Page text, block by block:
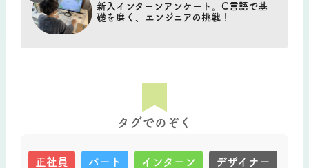
新入インターンアンケート。C言語で基
礎を磨く、エンジニアの挑戦！
タグでのぞく
正社員 パート インターン デザイナー